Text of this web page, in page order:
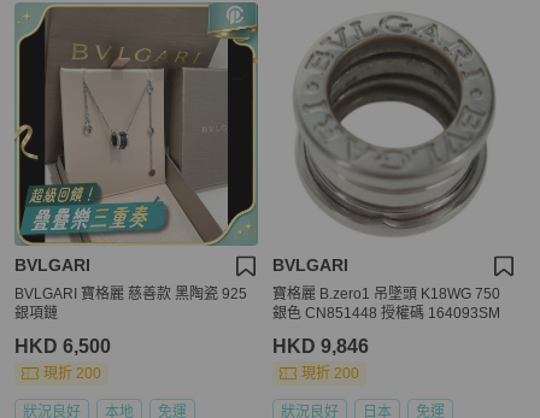
BVLGARI
BVLGARI 寶格麗 慈善款 黑陶瓷 925
銀項鏈
HKD 6,500
現折 200
狀況良好 本地 免運
BVLGARI
寶格麗 B.zero1 吊墜頭 K18WG 750
銀色 CN851448 授權碼 164093SM
HKD 9,846
現折 200
狀況良好 日本 免運